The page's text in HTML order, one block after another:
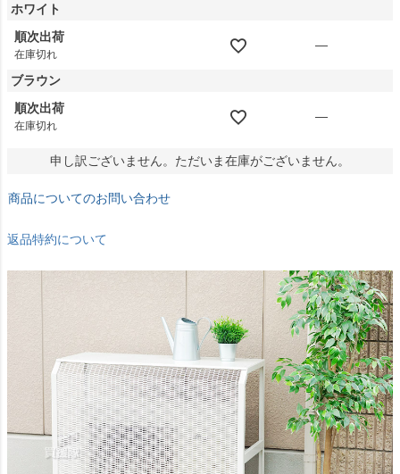
ホワイト
順次出荷
在庫切れ
—
ブラウン
順次出荷
在庫切れ
—
申し訳ございません。ただいま在庫がございません。
商品についてのお問い合わせ
返品特約について